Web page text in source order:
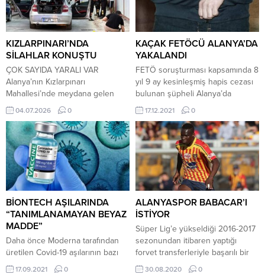
sorunlar ve çözümü noktasında
gördükleri eksikleri gidermek
üzere yola çıktıklarını belirterek
gazetecileri bilgilendirdiler.
Başkan Erbaş, emlak sektöründe
öncellikli korsan emlakçı sorunu...
depremin ardından, en büyüğü
7,6 ile Elbistan’da olmak üzere,
toplam 422 depremin meydana
geldiği belirtildi. SAKOM’dan
alınan bilgilere göre, saat...
KIZLARPINARI’NDA
SİLAHLAR KONUŞTU
ÇOK SAYIDA YARALI VAR
Alanya’nın Kızlarpınarı
Mahallesi’nde meydana gelen
silahlı kavga ilçede büyük paniğe
neden oldu. İlk belirlemelere göre
olayda birden fazla kişi
yaralanırken, polis ekipleri
bölgede geniş çaplı güvenlik
önlemi aldı. Edinilen ilk bilgilere
göre, henüz belirlenemeyen bir
nedenle başlayan tartışma kısa
sürede silahlı çatışmaya dönüştü.
Çevrede peş peşe...
04.07.2026 0
KAÇAK FETÖCÜ ALANYA’DA
YAKALANDI
FETÖ soruşturması kapsamında 8
yıl 9 ay kesinleşmiş hapis cezası
bulunan şüpheli Alanya’da
yakalandı. Alanya Emniyet
Müdürlüğü Terörle Mücadele
Büro Amirliği (TEM) ekipleri,
FETÖ/PDY’nin yapılanmasına
yönelik yürütülen soruşturma
kapsamında hakkında 8 yıl 9 ay
kesinleşmiş hapis cezasıyla
yakalama kararı bulunan S. Ü.’nün
Alanya’da olduğu bilgisine ulaştı.
Bunun üzerine harekete geçen...
17.12.2021 0
BİONTECH AŞILARINDA
“TANIMLANAMAYAN BEYAZ
MADDE”
Daha önce Moderna tarafından
üretilen Covid-19 aşılarının bazı
tüplerinde paslanmaz çelik tespit
17.09.2021 0
ALANYASPOR BABACAR’I
İSTİYOR
Süper Lig’e yükseldiği 2016-2017
sezonundan itibaren yaptığı
forvet transferleriyle başarılı bir
grafik çizen Alanyaspor, kariyerini
30.08.2020 0